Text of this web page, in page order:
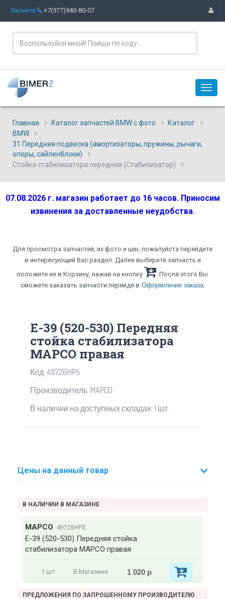
Звоните +7(977)940-80-07
Главная Каталог запчастей BMW с фото
Каталог
BMW
31 Передняя подвеска (амортизаторы, пружины, рычаги,
опоры, сайленблоки)
Стойка стабилизатора передняя (Стабилизатор)
07.08.2026 г. магазин работает до 16 часов. Приносим
извинения за доставленные неудобства.
Для просмотра запчастей, их фото и цен, пожалуйста перейдите
в интересующий Вас раздел. Далее выберите запчасть и
положите ее в Корзину, нажав на кнопку
. После этого Вы
сможете заказать запчасти перейдя в Оформление заказа.
Е-39 (520-530) Передняя
стойка стабилизатора
MAPCO правая
Код: 49726HPS
Производитель: MAPCO
В наличии на доступных складах: 1 шт.
Цены на данный товар
В НАЛИЧИИ В МАГАЗИНЕ
MAPCO 49726HPS
Е-39 (520-530) Передняя стойка
стабилизатора MAPCO правая
1 шт. В Магазине 1 020 р
ПРЕДЛОЖЕНИЯ ПО ЗАПРОШЕННОМУ ПРОИЗВОДИТЕЛЮ